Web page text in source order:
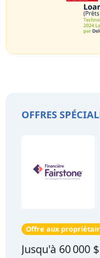
OFFRES
Offre aux
Jusqu'à 60 000 $